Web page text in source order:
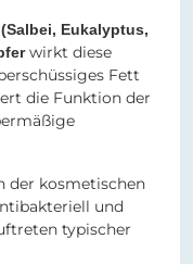
Eukalyptus,
wirkt diese
Fett
die Funktion der
der kosmetischen
und
typischer